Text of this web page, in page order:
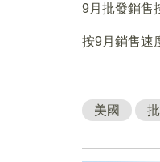
9月批發銷售
按9月銷售速
美國